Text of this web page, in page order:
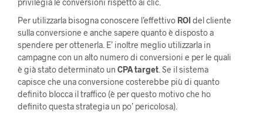
privilegia le conversioni rispetto ai clic.
Per utilizzarla bisogna conoscere l’effettivo ROI del cliente
sulla conversione e anche sapere quanto è disposto a
spendere per ottenerla. E’ inoltre meglio utilizzarla in
campagne con un alto numero di conversioni e per le quali
è già stato determinato un CPA target. Se il sistema
capisce che una conversione costerebbe più di quanto
definito blocca il traffico (è per questo motivo che ho
definito questa strategia un po’ pericolosa).